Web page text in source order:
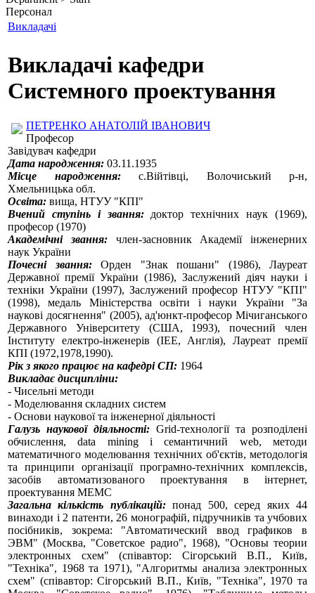
Персонал
Викладачі
Викладачі кафедри
Системного проектування
ПЕТРЕНКО АНАТОЛІЙ ІВАНОВИЧ
Професор
Завідувач кафедри
Дата народження: 03.11.1935
Місце народження:с.Війтівці, Волочиський р-н,
Хмельницька обл.
Освіта: вища, НТУУ "КПІ"
Вчений ступінь і звання:доктор технічних наук (1969),
професор (1970)
Академічні звання:член-засновник Академії інженерних
наук України
Почесні звання:Орден "Знак пошани" (1986), Лауреат
Державної премії України (1986), Заслужений діяч науки і
техніки України (1997), Заслужений професор НТУУ "КПІ"
(1998), медаль Міністерства освіти і науки України "За
наукові досягнення" (2005), ад'юнкт-професор Мічиганського
Державного Університету (США, 1993), почесний член
Інституту електро-інженерів (ІЕЕ, Англія), Лауреат премії
КПІ (1972,1978,1990).
Рік з якого працює на кафедрі СП: 1964
Викладає дисципліни:
- Чисельні методи
- Моделювання складних систем
- Основи наукової та інженерної діяльності
Галузь наукової діяльності: Grid-технології та розподілені
обчислення, data mining і семантичний web, методи
математичного моделювання технічних об'єктів, методологія
та принципи організації програмно-технічних комплексів,
засобів автоматизованого проектування в інтернет,
проектування МЕМС
Загальна кількість публікацій:понад 500, серед яких 44
винаходи і 2 патенти, 26 монографій, підручників та учбових
посібників, зокрема: "Автоматический ввод графиков в
ЭВМ" (Москва, "Советское радио", 1968), "Основы теории
электронных схем" (співавтор: Сігорський В.П., Київ,
"Техніка", 1968 та 1971), "Алгоритмы анализа электронных
схем" (співавтор: Сігорський В.П., Київ, "Техніка", 1970 та